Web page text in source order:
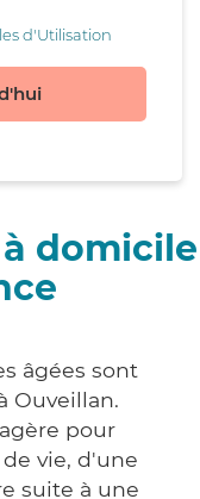
d'Utilisation
domicile
âgées sont
Ouveillan.
pour
vie, d'une
suite à une